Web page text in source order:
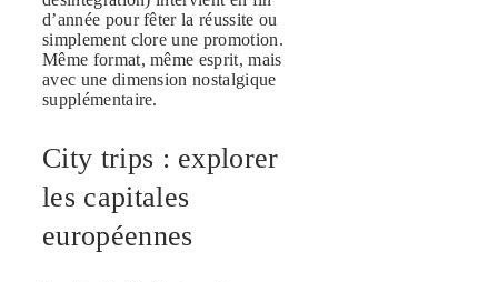
d’année pour fêter la réussite ou
simplement clore une promotion.
Même format, même esprit, mais
avec une dimension nostalgique
supplémentaire.
City trips : explorer
les capitales
européennes